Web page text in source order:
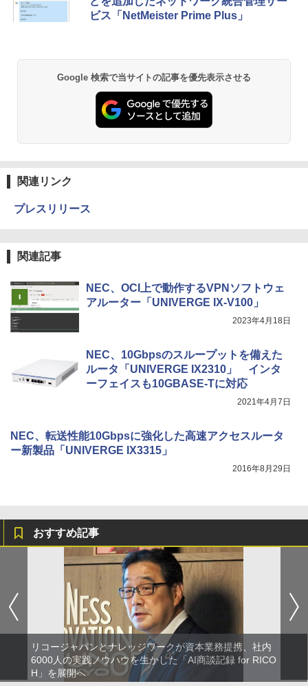
ビス「NetMeister Prime Plus」
Google 検索で当サイトの記事を優先表示させる
関連リンク
プレスリリース
関連記事
NEC、OCI上で動作するVPNソフトウェ
アルーター「UNIVERGE IX-V100」
2023年4月18日
NEC、10Gbpsのスループットを備えた
ルータ「UNIVERGE IX2310」 インタ
ーフェイスも10GBASE-Tに対応
2021年4月7日
NEC、転送性能10Gbpsに強化した高速アクセスルータ
ー新製品「UNIVERGE IX3315」
2016年8月29日
おすすめ記事
リコージャパンとナレッジワークが資本業務提携、社内
6000人の実践ノウハウを生かした「AI商談記録 for RICO
H」を展開へ